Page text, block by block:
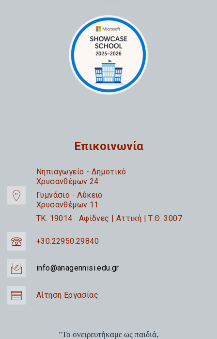
Επικοινωνία
Nηπιαγωγείο - Δημοτικό
Χρυσανθέμων 24
Γυμνάσιο - Λύκειο
Χρυσανθέμων 11
TK. 19014 Αφίδνες | Αττική | Τ.Θ. 3007
+30.22950.29840
info@anagennisi.edu.gr
Αίτηση Εργασίας
"Το ονειρευτήκαμε ως παιδιά,